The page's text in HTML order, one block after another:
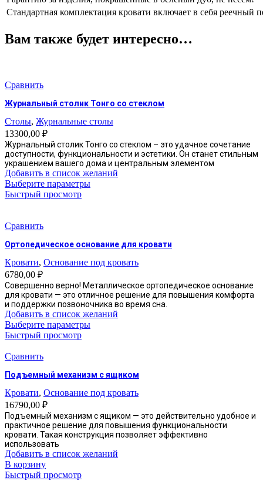
Стандартная комплектация кровати включает в себя реечный
Вам также будет интересно…
Сравнить
Журнальный столик Тонго со стеклом
Столы, Журнальные столы
13300,00 ₽
Журнальный столик Тонго со стеклом – это удачное сочетание
доступности, функциональности и эстетики. Он станет стильным
украшением вашего дома и центральным элементом
Добавить в список желаний
Выберите параметрыЭтот
можно
на
товара.
Быстрый просмотр
Сравнить
Ортопедическое основание для кровати
Кровати, Основание под кровать
6780,00 ₽
Совершенно верно! Металлическое ортопедическое основание
для кровати — это отличное решение для повышения комфорта
и поддержки позвоночника во время сна.
Добавить в список желаний
Выберите параметрыЭтот
Опции
выбрать
странице
товара.
Быстрый просмотр
Сравнить
Подъемный механизм с ящиком
Кровати, Основание под кровать
16790,00 ₽
Подъемный механизм с ящиком — это действительно удобное и
практичное решение для повышения функциональности
кровати. Такая конструкция позволяет эффективно
использовать
Добавить в список желаний
В корзину
Быстрый просмотр